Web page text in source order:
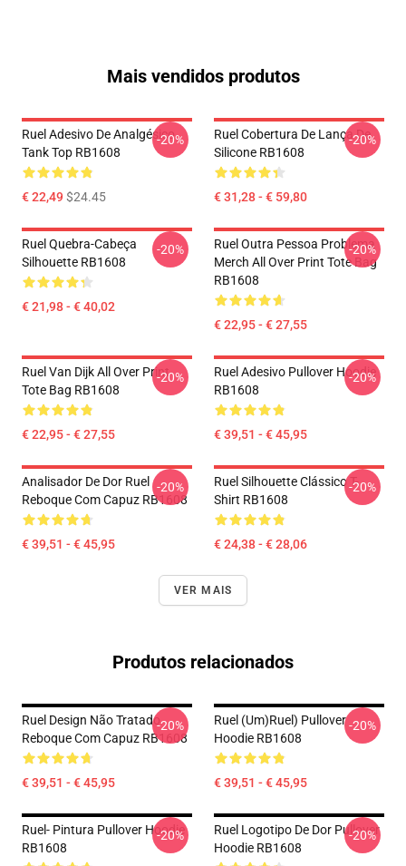
Mais vendidos produtos
Ruel Adesivo De Analgésico
Tank Top RB1608
€ 22,49$24.45
-20%
Ruel Cobertura De Lança De
Silicone RB1608
€ 31,28 - € 59,80
-20%
Ruel Quebra-Cabeça
Silhouette RB1608
€ 21,98 - € 40,02
-20%
Ruel Outra Pessoa Problema
Merch All Over Print Tote Bag
RB1608
€ 22,95 - € 27,55
-20%
Ruel Van Dijk All Over Print
Tote Bag RB1608
€ 22,95 - € 27,55
-20%
Ruel Adesivo Pullover Hoodie
RB1608
€ 39,51 - € 45,95
-20%
Analisador De Dor Ruel
Reboque Com Capuz RB1608
€ 39,51 - € 45,95
-20%
Ruel Silhouette Clássico T-
Shirt RB1608
€ 24,38 - € 28,06
-20%
VER MAIS
Produtos relacionados
Ruel Design Não Tratado
Reboque Com Capuz RB1608
€ 39,51 - € 45,95
-20%
Ruel (um)ruel) Pullover
Hoodie RB1608
€ 39,51 - € 45,95
-20%
Ruel- Pintura Pullover Hoodie
RB1608
-20%
Ruel Logotipo De Dor Pullover
Hoodie RB1608
-20%